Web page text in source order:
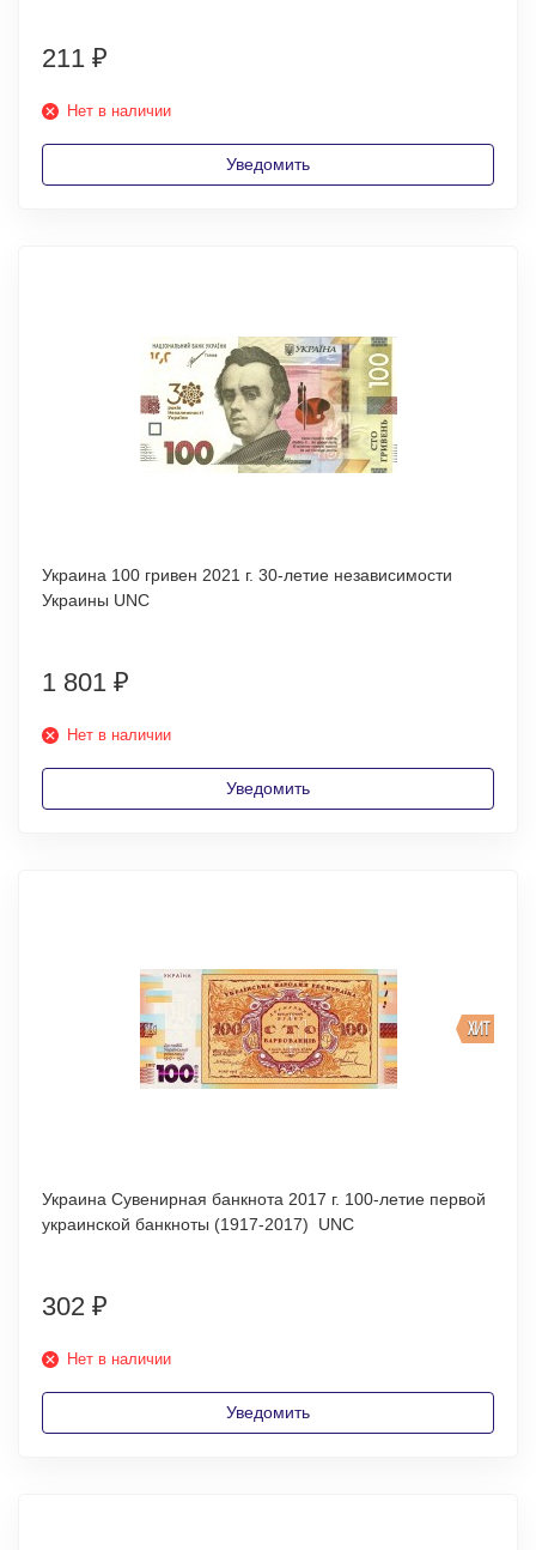
211 ₽
Нет в наличии
Уведомить
Украина 100 гривен 2021 г. 30-летие независимости
Украины UNC
1 801 ₽
Нет в наличии
Уведомить
ХИТ
Украина Сувенирная банкнота 2017 г. 100-летие первой
украинской банкноты (1917-2017) UNC
302 ₽
Нет в наличии
Уведомить